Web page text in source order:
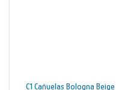
C1 Cañuelas Bologna Beige